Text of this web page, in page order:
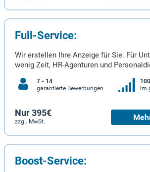
Full-Service:
Wir erstellen Ihre Anzeige für Sie. Für
wenig Zeit, HR-Agenturen und
7 - 14
garantierte Bewerbungen
im
Nur 395€
zzgl. MwSt.
Boost-Service: